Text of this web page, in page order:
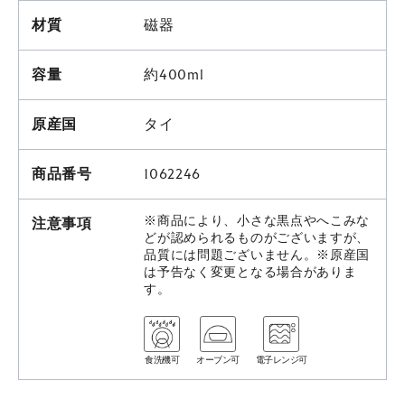
材質 磁器
容量 約400ml
原産国 タイ
商品番号 1062246
注意事項
※商品により、小さな黒点やへこみな
どが認められるものがございますが、
品質には問題ございません。※原産国
は予告なく変更となる場合がありま
す。
食洗機可 オーブン可 電子レンジ可